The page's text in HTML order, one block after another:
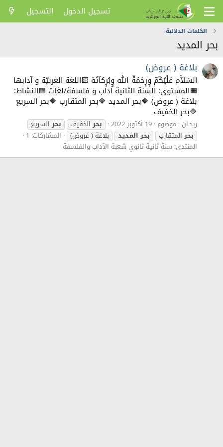
تسجيل الدخول التسجيل
الكلمات الدلالية
بحر المديد
بلاغة ( عروض)
السَلآْم عَلْيُكّمٌ وٍرٍحَمُةّ الله وٍبُرٍكآتُهْ 🟨اللغة العربيّة و آدابها
🟧المستوى: السنة الثانية ٱداب و فلسفة/لغات 🟩النشاط:
بلاغة ( عروض) 🔶بحر المديد 🔷بحر المتقارب 🔶بحر السريع
🔷بحر الخفيف
ريحـان موضوع 19 أكتوبر 2022 بحرالخفيف بحرالسريع
بحرالمتقارب بحرالمديد بلاغة ( عروض)
المشاركات: 1
المنتدى: سنة ثانية ثانوي شعبة الآداب والفلسفة